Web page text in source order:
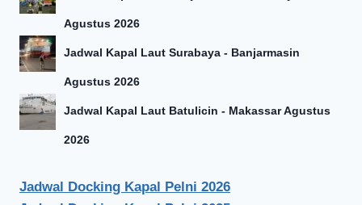
Agustus 2026
Jadwal Kapal Laut Surabaya - Banjarmasin
Agustus 2026
Jadwal Kapal Laut Batulicin - Makassar Agustus
2026
Jadwal Docking Kapal Pelni 2026